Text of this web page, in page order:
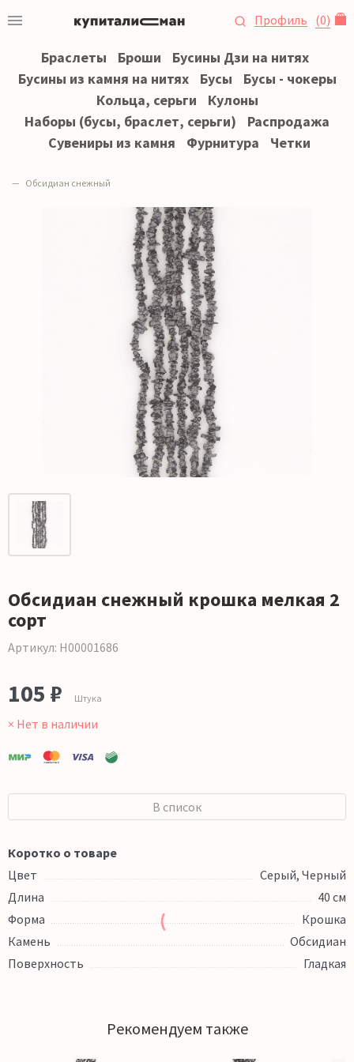
Профиль (0)
Браслеты Броши
Бусины Дзи на нитях
Бусины из камня на нитях
Бусы
Бусы - чокеры
Кольца, серьги
Кулоны
Наборы (бусы, браслет, серьги)
Распродажа
Сувениры из камня
Фурнитура Четки
Обсидиан снежный
Обсидиан снежный крошка мелкая 2
сорт
Артикул: Н00001686
105 ₽ Штука
× Нет в наличии
В список
Коротко о товаре
Цвет
Серый, Черный
Длина
40 см
Форма
Крошка
Камень
Обсидиан
Поверхность
Гладкая
Рекомендуем также